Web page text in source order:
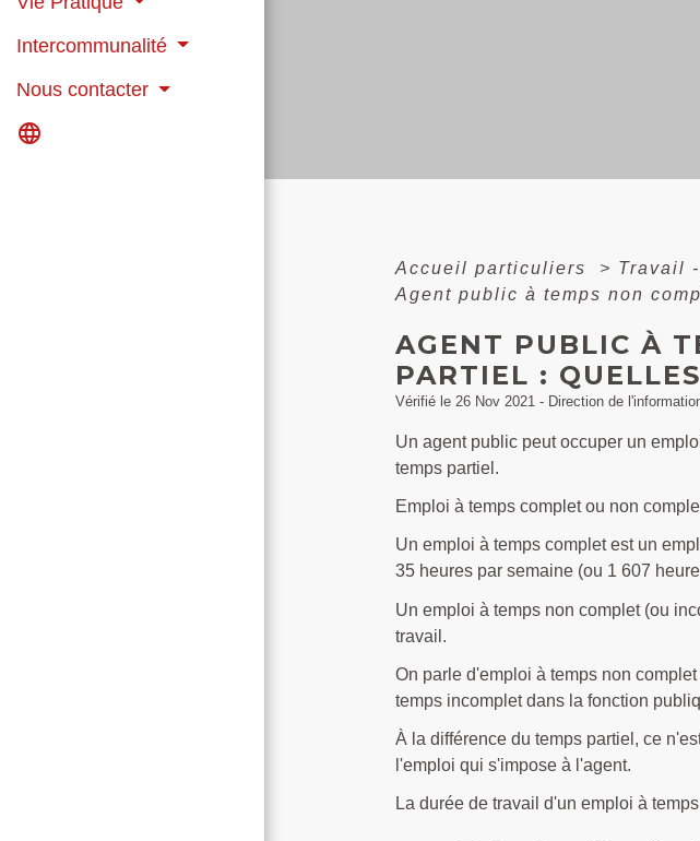
Intercommunalité
Nous contacter
language
Accueil particuliers > Travail
Agent public à temps non
AGENT PUBLIC À
PARTIEL :
Vérifié le 26 Nov 2021 - Direction de
Un agent public peut occuper un
temps partiel.
Emploi à temps complet ou non
Un emploi à temps complet est un
35 heures par semaine (ou 1 607
Un emploi à temps non complet (ou
travail.
On parle d'emploi à temps non
temps incomplet dans la fonction
À la différence du temps partiel, ce
l'emploi qui s'impose à l'agent.
La durée de travail d'un emploi à